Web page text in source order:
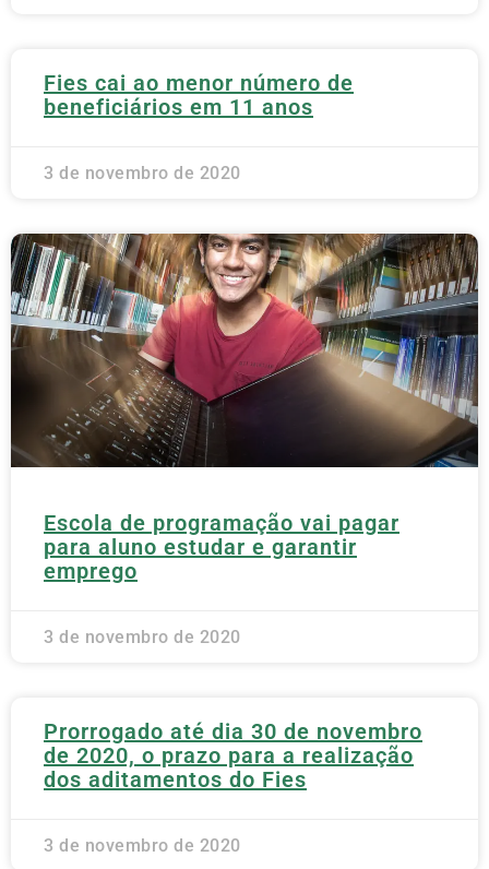
Fies cai ao menor número de
beneficiários em 11 anos
3 de novembro de 2020
Escola de programação vai pagar
para aluno estudar e garantir
emprego
3 de novembro de 2020
Prorrogado até dia 30 de novembro
de 2020, o prazo para a realização
dos aditamentos do Fies
3 de novembro de 2020